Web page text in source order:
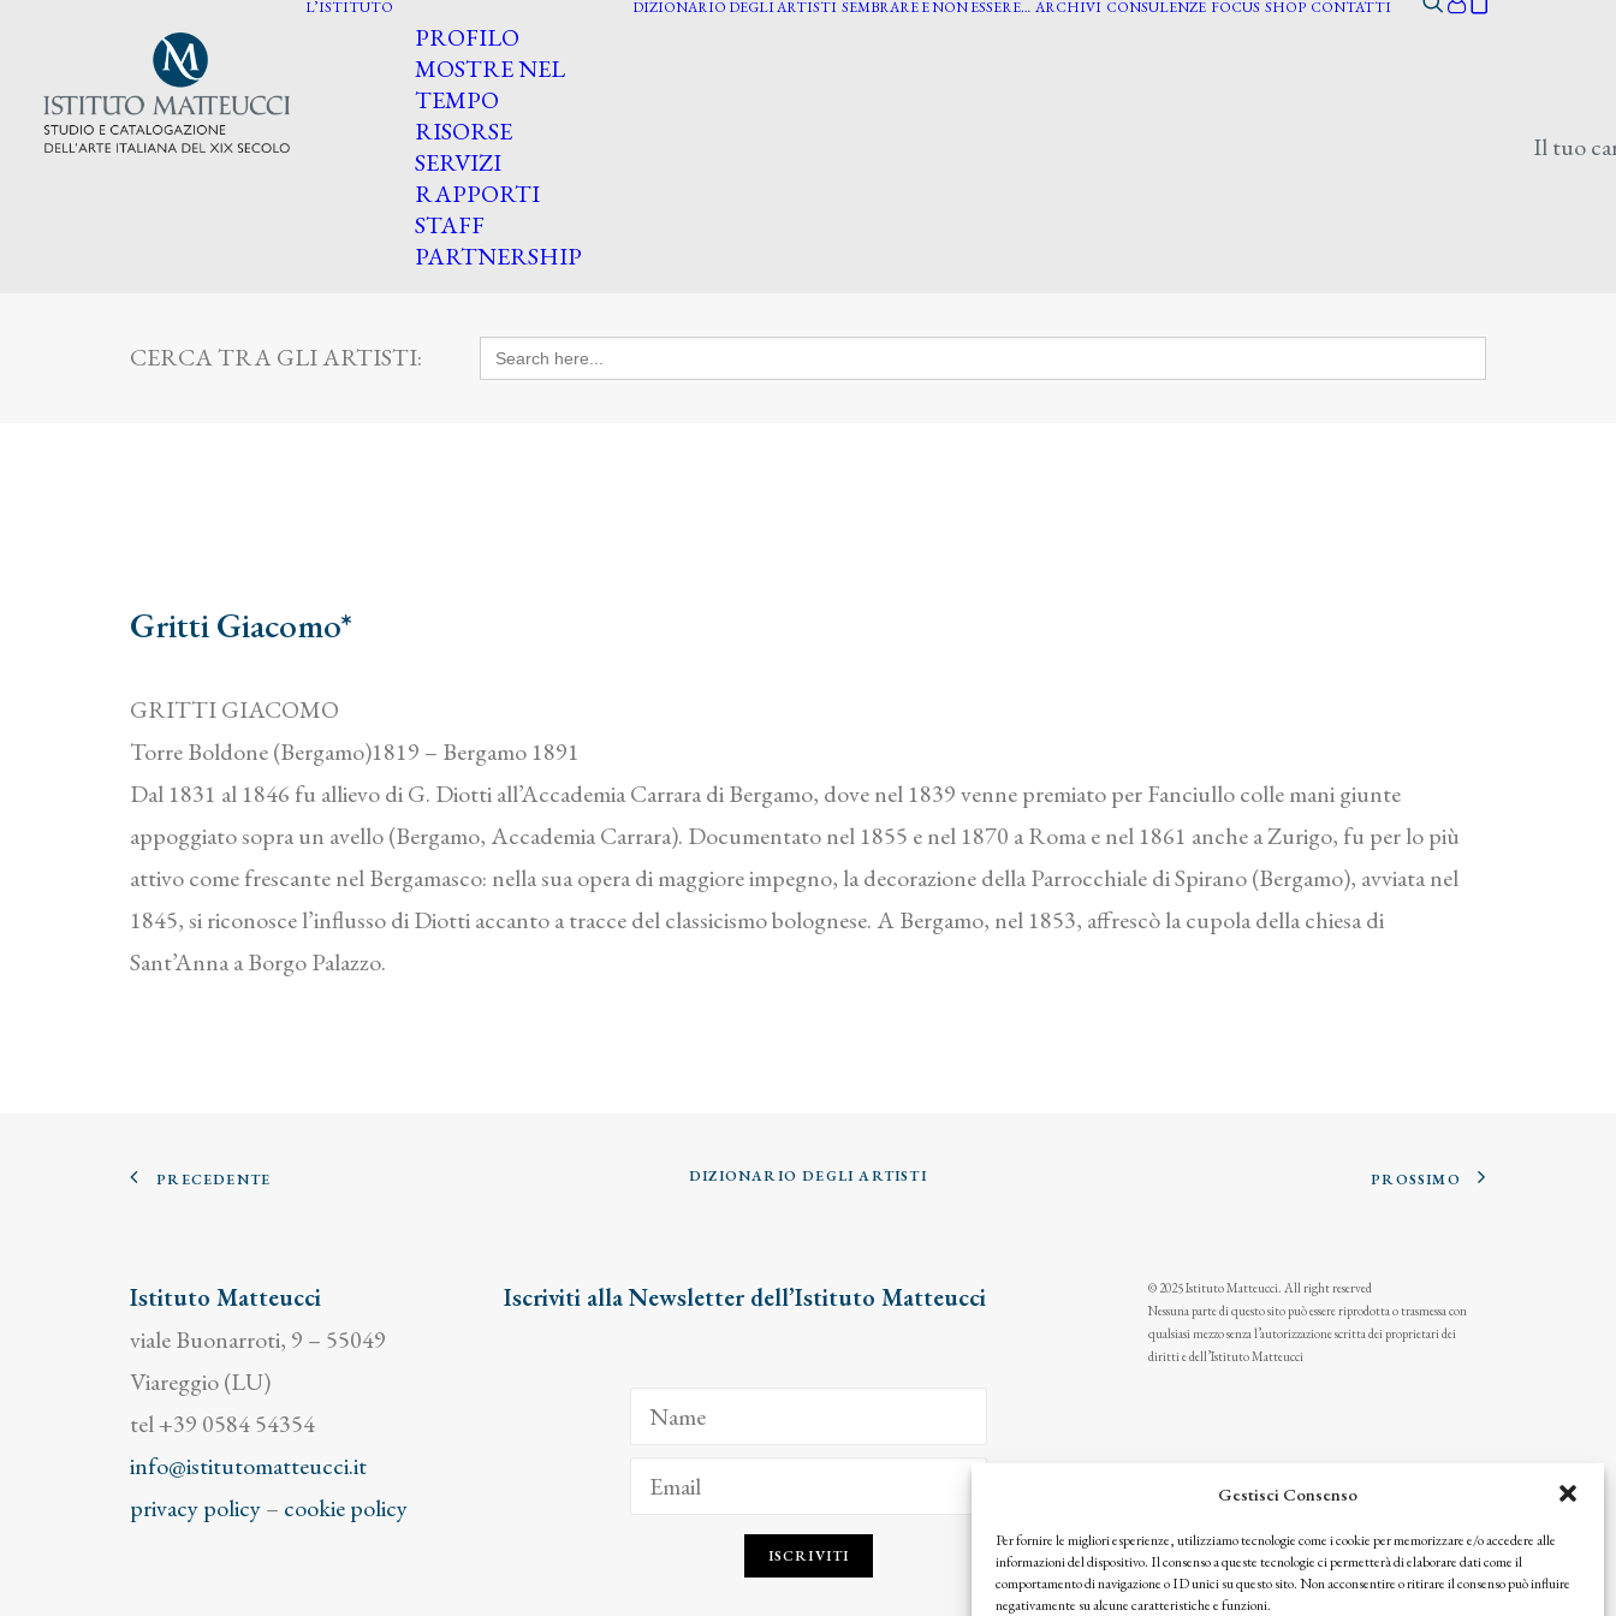
Gestisci Consenso
Per fornire le migliori esperienze, utilizziamo tecnologie come i cookie per memorizzare e/o accedere alle
informazioni del dispositivo. Il consenso a queste tecnologie ci permetterà di elaborare dati come il
comportamento di navigazione o ID unici su questo sito. Non acconsentire o ritirare il consenso può influire
negativamente su alcune caratteristiche e funzioni.
L’ISTITUTO
PROFILO
MOSTRE NEL
TEMPO
RISORSE
SERVIZI
RAPPORTI
STAFF
PARTNERSHIP
DIZIONARIO DEGLI ARTISTI SEMBRARE E NON ESSERE… ARCHIVI CONSULENZE FOCUS SHOP CONTATTI
Il tuo
CERCA TRA GLI ARTISTI: Search
for:
Gritti Giacomo*
GRITTI GIACOMO
Torre Boldone (Bergamo)1819 – Bergamo 1891
Dal 1831 al 1846 fu allievo di G. Diotti all’Accademia Carrara di Bergamo, dove nel 1839 venne premiato per Fanciullo colle mani giunte
appoggiato sopra un avello (Bergamo, Accademia Carrara). Documentato nel 1855 e nel 1870 a Roma e nel 1861 anche a Zurigo, fu per lo più
attivo come frescante nel Bergamasco: nella sua opera di maggiore impegno, la decorazione della Parrocchiale di Spirano (Bergamo), avviata nel
1845, si riconosce l’influsso di Diotti accanto a tracce del classicismo bolognese. A Bergamo, nel 1853, affrescò la cupola della chiesa di
Sant’Anna a Borgo Palazzo.
PRECEDENTE DIZIONARIO DEGLI ARTISTI PROSSIMO
Istituto Matteucci
viale Buonarroti, 9 – 55049
Viareggio (LU)
tel +39 0584 54354
info@istitutomatteucci.it
privacy policy– cookie policy
Iscriviti alla Newsletter dell’Istituto Matteucci
ISCRIVITI
© 2025 Istituto Matteucci. All right reserved
Nessuna parte di questo sito può essere riprodotta o trasmessa con
qualsiasi mezzo senza l’autorizzazione scritta dei proprietari dei
diritti e dell’Istituto Matteucci